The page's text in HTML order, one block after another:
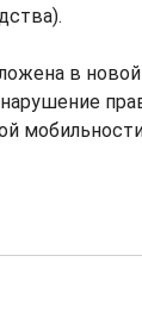
в